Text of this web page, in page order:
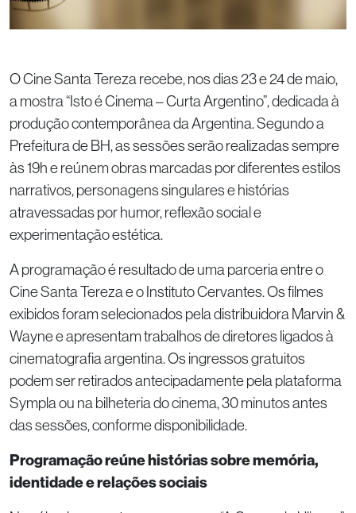
O Cine Santa Tereza recebe, nos dias 23 e 24 de maio,
a mostra “Isto é Cinema – Curta Argentino”, dedicada à
produção contemporânea da Argentina. Segundo a
Prefeitura de BH, as sessões serão realizadas sempre
às 19h e reúnem obras marcadas por diferentes estilos
narrativos, personagens singulares e histórias
atravessadas por humor, reflexão social e
experimentação estética.
A programação é resultado de uma parceria entre o
Cine Santa Tereza e o Instituto Cervantes. Os filmes
exibidos foram selecionados pela distribuidora Marvin &
Wayne e apresentam trabalhos de diretores ligados à
cinematografia argentina. Os ingressos gratuitos
podem ser retirados antecipadamente pela plataforma
Sympla ou na bilheteria do cinema, 30 minutos antes
das sessões, conforme disponibilidade.
Programação reúne histórias sobre memória,
identidade e relações sociais